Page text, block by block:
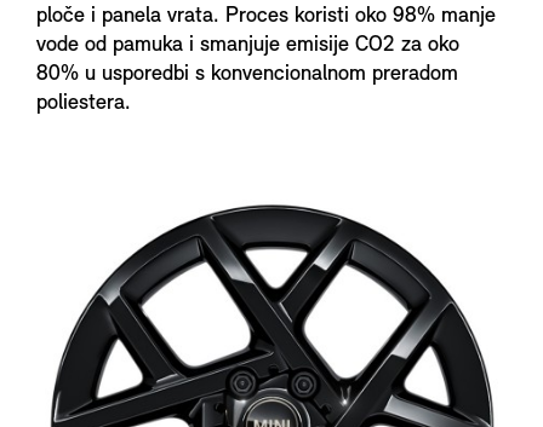
ploče i panela vrata. Proces koristi oko 98% manje
vode od pamuka i smanjuje emisije CO2 za oko
80% u usporedbi s konvencionalnom preradom
poliestera.